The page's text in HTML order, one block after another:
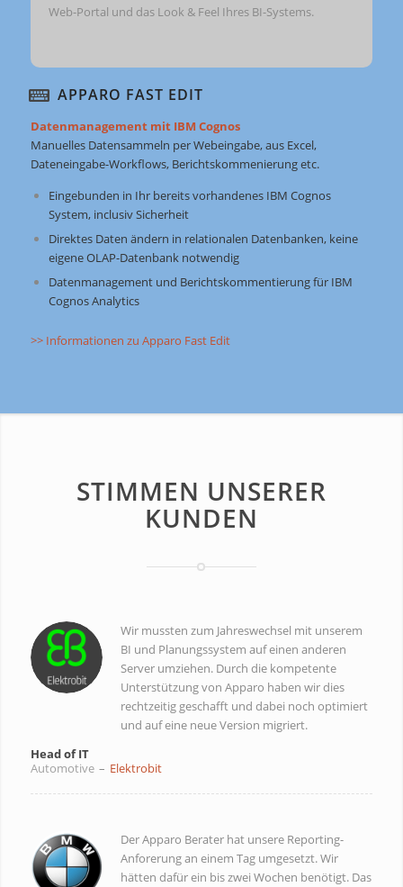
Web-Portal und das Look & Feel Ihres BI-Systems.
APPARO FAST EDIT
Datenmanagement mit IBM Cognos
Manuelles Datensammeln per Webeingabe, aus Excel,
Dateneingabe-Workflows, Berichtskommenierung etc.
Eingebunden in Ihr bereits vorhandenes IBM Cognos
System, inclusiv Sicherheit
Direktes Daten ändern in relationalen Datenbanken, keine
eigene OLAP-Datenbank notwendig
Datenmanagement und Berichtskommentierung für IBM
Cognos Analytics
>> Informationen zu Apparo Fast Edit
STIMMEN UNSERER
KUNDEN
Wir mussten zum Jahreswechsel mit unserem
BI und Planungssystem auf einen anderen
Server umziehen. Durch die kompetente
Unterstützung von Apparo haben wir dies
rechtzeitig geschafft und dabei noch optimiert
und auf eine neue Version migriert.
Head of IT
Automotive – Elektrobit
Der Apparo Berater hat unsere Reporting-
Anforerung an einem Tag umgesetzt. Wir
hätten dafür ein bis zwei Wochen benötigt. Das